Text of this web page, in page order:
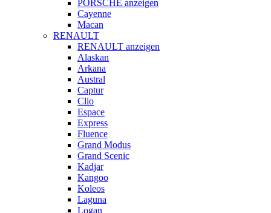
PORSCHE anzeigen
Cayenne
Macan
RENAULT
RENAULT anzeigen
Alaskan
Arkana
Austral
Captur
Clio
Espace
Express
Fluence
Grand Modus
Grand Scenic
Kadjar
Kangoo
Koleos
Laguna
Logan